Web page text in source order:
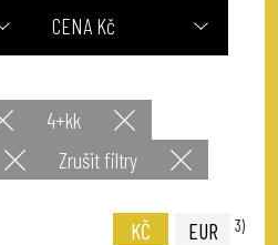
CENA Kč
4+kk
Zrušit filtry
KČ EUR 3)